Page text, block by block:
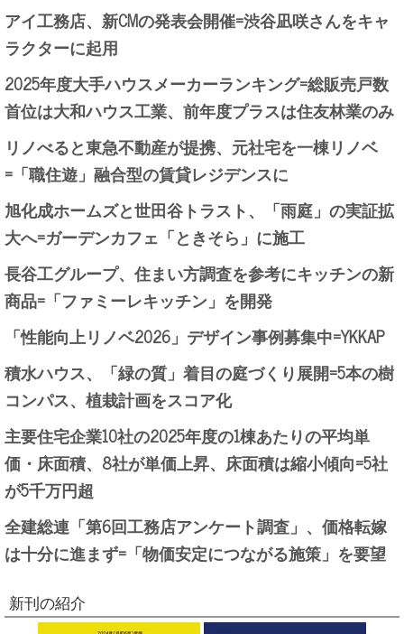
アイ工務店、新CMの発表会開催=渋谷凪咲さんをキャ
ラクターに起用
2025年度大手ハウスメーカーランキング=総販売戸数
首位は大和ハウス工業、前年度プラスは住友林業のみ
リノべると東急不動産が提携、元社宅を一棟リノベ
=「職住遊」融合型の賃貸レジデンスに
旭化成ホームズと世田谷トラスト、「雨庭」の実証拡
大へ=ガーデンカフェ「ときそら」に施工
長谷工グループ、住まい方調査を参考にキッチンの新
商品=「ファミーレキッチン」を開発
「性能向上リノベ2026」デザイン事例募集中=YKKAP
積水ハウス、「緑の質」着目の庭づくり展開=5本の樹
コンパス、植栽計画をスコア化
主要住宅企業10社の2025年度の1棟あたりの平均単
価・床面積、8社が単価上昇、床面積は縮小傾向=5社
が5千万円超
全建総連「第6回工務店アンケート調査」、価格転嫁
は十分に進まず=「物価安定につながる施策」を要望
新刊の紹介